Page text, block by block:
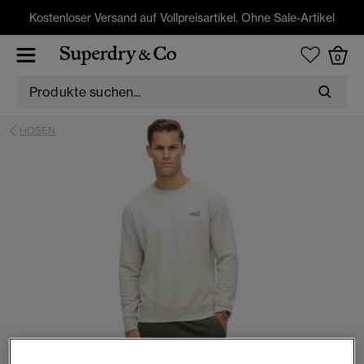
Kostenloser Versand auf Vollpreisartikel. Ohne Sale-Artikel
0
HOSEN